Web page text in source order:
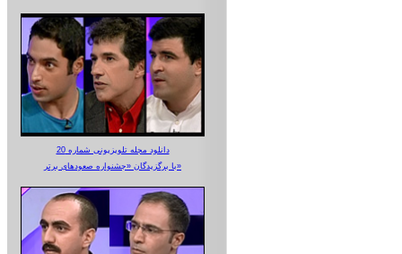
دانلود مجله تلویزیونی شماره 20
با برگزیدگان «جشنواره صعودهای برتر»